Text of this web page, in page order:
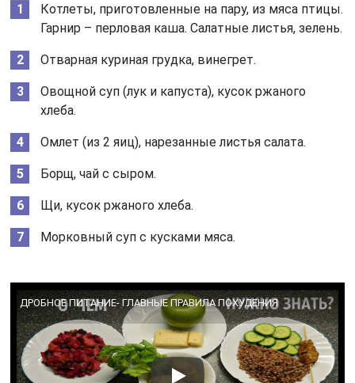
Котлеты, приготовленные на пару, из мяса птицы.
Гарнир – перловая каша. Салатные листья, зелень.
Отварная куриная грудка, винегрет.
Овощной суп (лук и капуста), кусок ржаного
хлеба.
Омлет (из 2 яиц), нарезанные листья салата.
Борщ, чай с сыром.
Щи, кусок ржаного хлеба.
Морковный суп с кусками мяса.
ДРОБНОЕ ПИТАНИЕ- ГЛАВНЫЕ ПРАВИЛА ПОХУДЕНИЯ